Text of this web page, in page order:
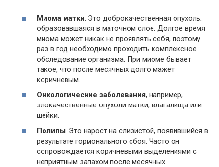
Миома матки . Это доброкачественная опухоль,
образовавшаяся в маточном слое. Долгое время
миома может никак не проявлять себя, поэтому
раз в год необходимо проходить комплексное
обследование организма. При миоме бывает
такое, что после месячных долго мажет
коричневым.
Онкологические заболевания, например,
злокачественные опухоли матки, влагалища или
шейки.
Полипы . Это нарост на слизистой, появившийся в
результате гормонального сбоя. Часто он
сопровождается коричневыми выделениями с
неприятным запахом после месячных.